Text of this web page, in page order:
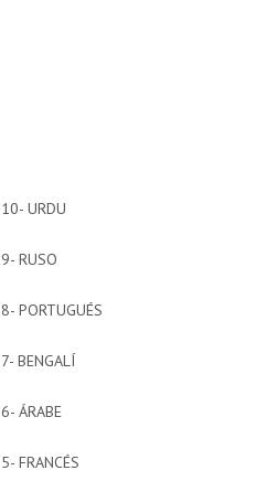
10- URDU
9- RUSO
8- PORTUGUÉS
7- BENGALÍ
6- ÁRABE
5- FRANCÉS